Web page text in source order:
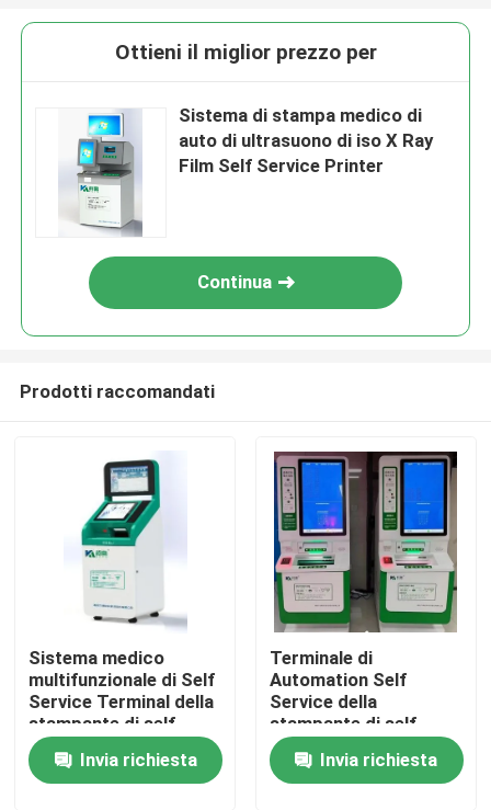
Casa
Prodotti
Ottieni il miglior prezzo per
Sistema di stampa medico di
auto di ultrasuono di iso X Ray
Film Self Service Printer
Continua
Prodotti raccomandati
Sistema medico
multifunzionale di Self
Service Terminal della
stampante di self
service del film
Invia richiesta
Terminale di
Automation Self
Service della
stampante di self
service rapporto del
film di ultrasuono
dell'ospedale
Invia richiesta